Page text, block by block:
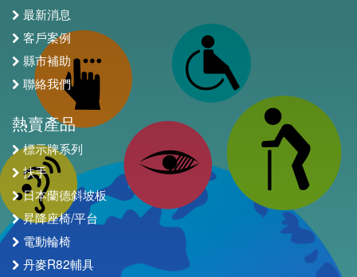
最新消息
客戶案例
縣市補助
聯絡我們
熱賣產品
標示牌系列
扶手
日本蘭德斜坡板
昇降座椅/平台
電動輪椅
丹麥R82輔具